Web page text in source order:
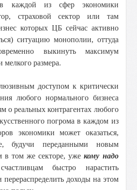
каждой из сфер экономики
страховой сектор или там
которых ЦБ сейчас активно
ситуацию монополии, оттуда
выкинуть максимум
мелкого размера.
доступом к критически
любого нормального бизнеса
о реальных контрагентах любого
погрома в каждом из
экономики может оказаться,
будучи переданными новым
в том же секторе, ужекому надо
быстро нарастить
перераспределить доходы на этом